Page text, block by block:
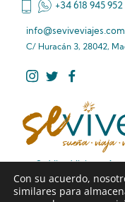
+34 618 945 952
info@seviveviajes.com
C/ Huracán 3, 28042,
Se Vive Viajes –
en rutas de viaje
viajes de larga
Con su acuerdo,
similares para